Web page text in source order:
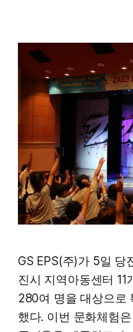
GS EPS(주)가 5일 당
진시 지역아동센터
280여 명을 대상으로
했다. 이번 문화체험